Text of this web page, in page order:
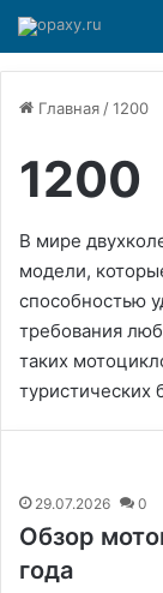
Главная /1200
1200
В мире
модели,
способностью
требования
таких
туристических
29.07.2026 0
Обзор
года